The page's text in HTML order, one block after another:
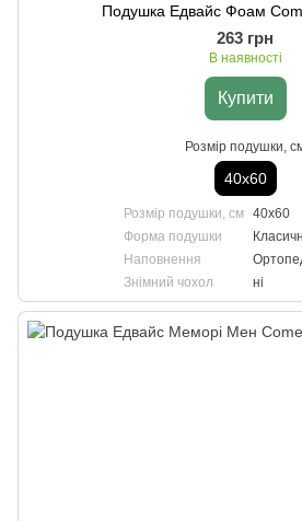
Подушка Едвайс Фоам
263 грн
В наявності
Купити
Розмір подушки,
40х60
Розмір подушки, см 40х60
Форма подушки
Наповнення
Знімний чохол
ні